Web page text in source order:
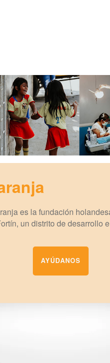
es la fundación
un distrito de desarrollo
AYÚDANOS